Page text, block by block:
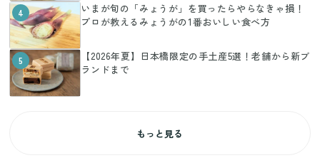
4
いまが旬の「みょうが」を買ったらやらなきゃ損！
プロが教えるみょうがの1番おいしい食べ方
5
【2026年夏】日本橋限定の手土産5選！老舗から新ブ
ランドまで
もっと見る